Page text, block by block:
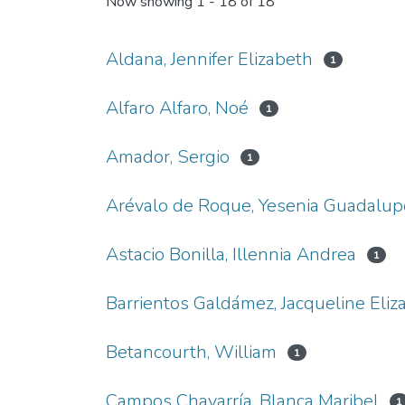
Aldana, Jennifer Elizabeth 1
Alfaro Alfaro, Noé 1
Amador, Sergio 1
Arévalo de Roque, Yesenia
Astacio Bonilla, Illennia Andrea 1
Barrientos Galdámez, Jacqueline
Betancourth, William 1
1